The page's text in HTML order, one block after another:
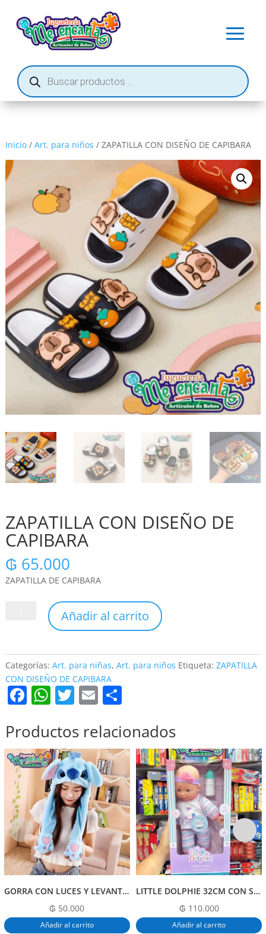
Búsqueda
de
productos
Inicio/ Art. para niños / ZAPATILLA CON DISEÑO DE CAPIBARA
ZAPATILLA CON DISEÑO DE
CAPIBARA
₲ 65.000
ZAPATILLA DE CAPIBARA
CAPIBARA
cantidad
Añadir al carrito
Categorías: Art. para niñas, Art. para niños Etiqueta: ZAPATILLA
CON DISEÑO DE CAPIBARA
F
c
e
b
o
o
k
W
at
s
A
p
p
T
itt
er
E
ai
l
C
m
p
ar
tir
Productos relacionados
GORRA CON LUCES Y LEVANTA LA OREJA DISEÑO SURTIDO
₲ 50.000
Añadir al carrito
LITTLE DOLPHIE 32CM CON SONIDOS
₲ 110.000
Añadir al carrito